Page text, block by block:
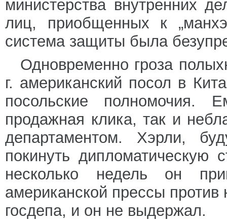
министерства внутренних
лиц, приобщенных к
система защиты была
Одновременно гроза
г. американский посол в
посольские полномочия.
продажная клика, так и
департаментом. Хэрли,
покинуть дипломатическую
несколько недель он
американской прессы
госдепа, и он не выдержал.